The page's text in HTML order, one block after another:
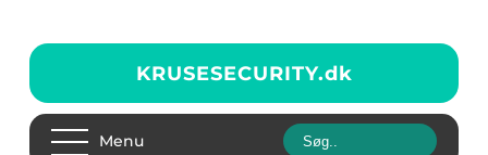
KRUSESECURITY.dk
Menu